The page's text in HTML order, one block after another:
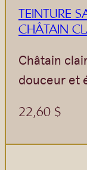
TEINTURE
CHÂTAIN
Châtain
douceur et
22,60 $